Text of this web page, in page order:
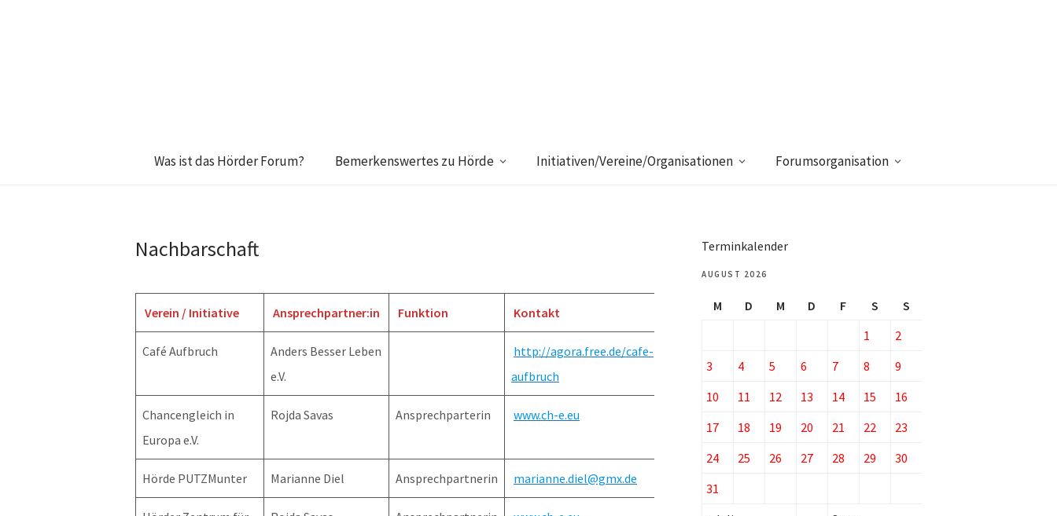
Was ist das Hörder Forum? Bemerkenswertes zu Hörde Initiativen/Vereine/Organisationen Forumsorganisation
Nachbarschaft
Verein / Initiative Ansprechpartner:in Funktion Kontakt
Café Aufbruch
Anders Besser Leben
e.V.
http://agora.free.de/cafe-
aufbruch
Chancengleich in
Europa e.V.
Rojda Savas Ansprechparterin www.ch-e.eu
Hörde PUTZMunter Marianne Diel Ansprechpartnerin marianne.diel@gmx.de
Terminkalender
AUGUST 2026
M D M D F S
S
1
2
3
4 5 6 7 8
9
10
11 12 13 14 15
16
17
18 19 20 21 22
23
24
25 26 27 28 29
30
31